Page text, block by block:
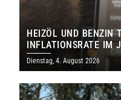
HEIZÖL UND BENZIN
INFLATIONSRATE IM
Dienstag, 4. August 2026